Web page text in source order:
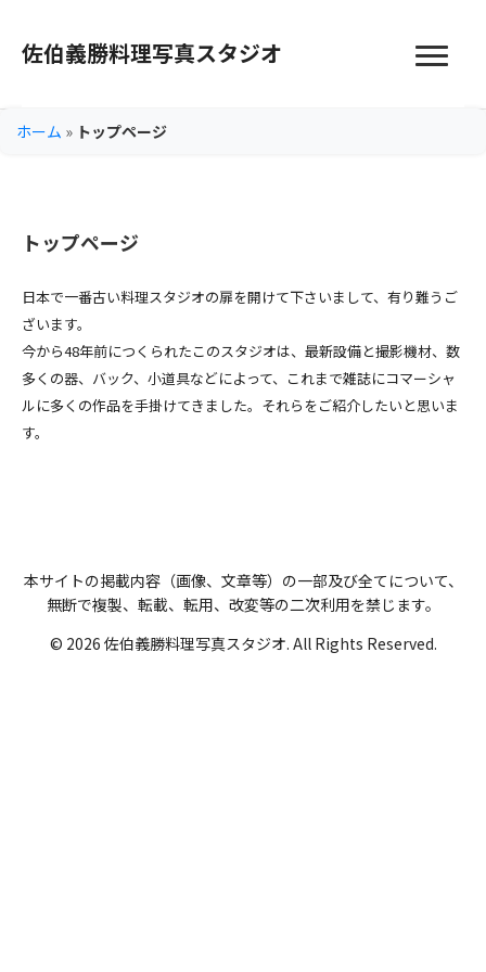
佐伯義勝料理写真スタジオ
ホーム » トップページ
トップページ
日本で一番古い料理スタジオの扉を開けて下さいまして、有り難うご
ざいます。
今から48年前につくられたこのスタジオは、最新設備と撮影機材、数
多くの器、バック、小道具などによって、これまで雑誌にコマーシャ
ルに多くの作品を手掛けてきました。それらをご紹介したいと思いま
す。
本サイトの掲載内容（画像、文章等）の一部及び全てについて、
無断で複製、転載、転用、改変等の二次利用を禁じます。
© 2026 佐伯義勝料理写真スタジオ. All Rights Reserved.